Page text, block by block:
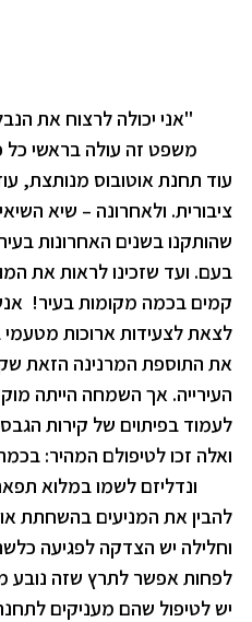
"אני יכולה לרצוח את
משפט זה עולה בראשי כל
עוד תחנת אוטובוס מנותצת,
ציבורית. ולאחרונה – שיא
שהותקנו בשנים האחרונות
בעם. ועד שזכינו לראות את
קמים בכמה מקומות בעיר!
לצאת לצעידות ארוכות
את התוספת המרנינה הזאת
העירייה. אך השמחה הייתה
לעמוד בפיתוים של קירות
ואלה זכו לטיפולם המהיר:
ונדליזם לשמו במלוא
להבין את המניעים בהשחתת
וחלילה יש הצדקה לפגיעה
לפחות אפשר לתרץ שזה נובע
יש לטיפול שהם מעניקים